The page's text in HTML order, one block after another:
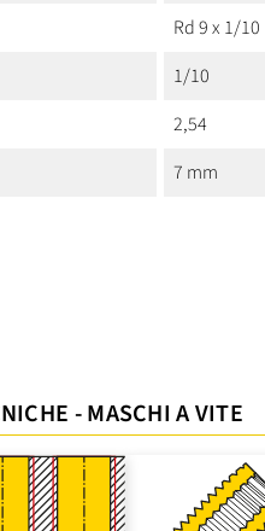
Rd 9 x 1/10
1/10
2,54
7 mm
- MASCHI A VITE